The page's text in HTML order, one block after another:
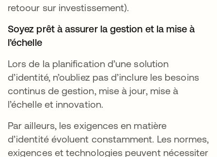
retoour sur investissement).
Soyez prêt à assurer la gestion et la mise à
l’échelle
Lors de la planification d’une solution
d’identité, n’oubliez pas d’inclure les besoins
continus de gestion, mise à jour, mise à
l’échelle et innovation.
Par ailleurs, les exigences en matière
d’identité évoluent constamment. Les normes,
exigences et technologies peuvent nécessiter